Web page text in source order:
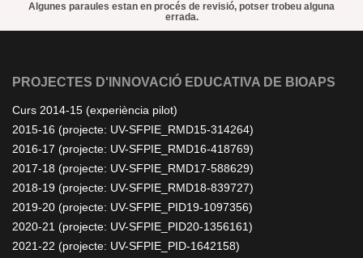
Algunes paraules estan en procés de revisió, potser trobeu alguna
errada.
PROJECTES D'INNOVACIÓ EDUCATIVA DE BIOAPS
Curs 2014-15 (experiència pilot)
2015-16 (projecte: UV-SFPIE_RMD15-314264)
2016-17 (projecte: UV-SFPIE_RMD16-418769)
2017-18 (projecte: UV-SFPIE_RMD17-588629)
2018-19 (projecte: UV-SFPIE_RMD18-839727)
2019-20 (projecte: UV-SFPIE_PID19-1097356)
2020-21 (projecte: UV-SFPIE_PID20-1356161)
2021-22 (projecte: UV-SFPIE_PID-1642158)